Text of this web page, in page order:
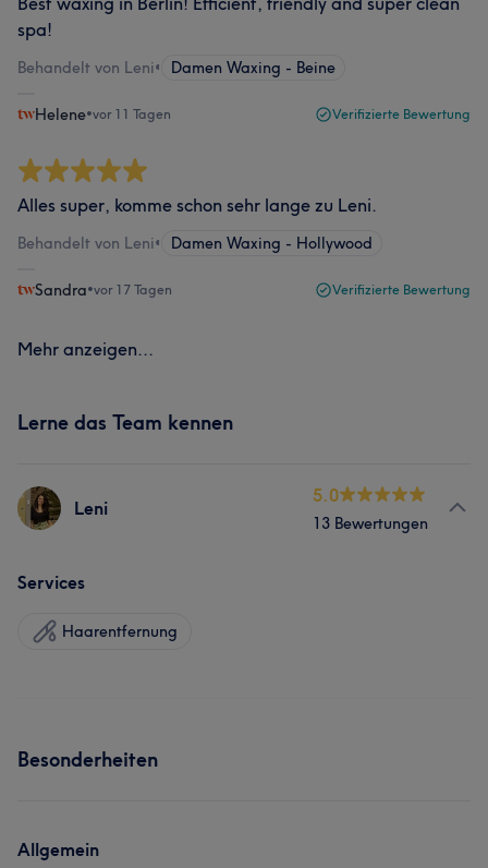
spa!
Behandelt von Leni• Damen Waxing - Beine
Helene•vor 11 Tagen Verifizierte Bewertung
Alles super, komme schon sehr lange zu Leni.
Behandelt von Leni• Damen Waxing - Hollywood
Sandra•vor 17 Tagen Verifizierte Bewertung
Mehr anzeigen...
Lerne das Team kennen
Leni
5.0
13 Bewertungen
Services
Haarentfernung
Besonderheiten
Allgemein